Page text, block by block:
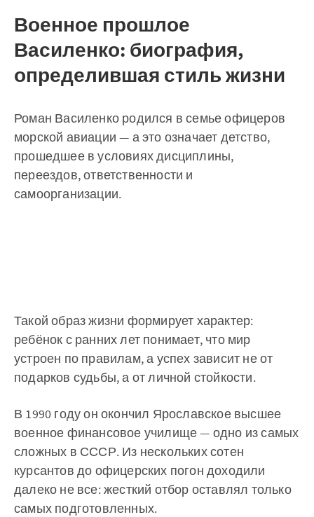
Военное прошлое
Василенко: биография,
определившая стиль жизни
Роман Василенко родился в семье офицеров
морской авиации — а это означает детство,
прошедшее в условиях дисциплины,
переездов, ответственности и
самоорганизации.
Такой образ жизни формирует характер:
ребёнок с ранних лет понимает, что мир
устроен по правилам, а успех зависит не от
подарков судьбы, а от личной стойкости.
В 1990 году он окончил Ярославское высшее
военное финансовое училище — одно из самых
сложных в СССР. Из нескольких сотен
курсантов до офицерских погон доходили
далеко не все: жесткий отбор оставлял только
самых подготовленных.